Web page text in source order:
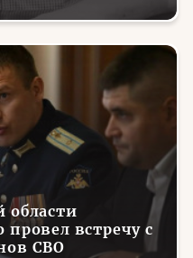
области
провел встречу с
СВО